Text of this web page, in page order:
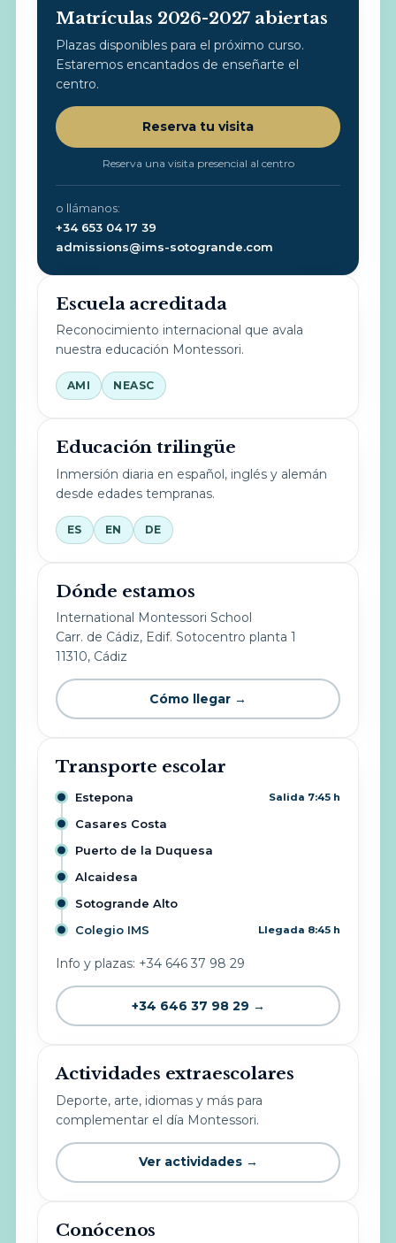
Matrículas 2026-2027 abiertas
Plazas disponibles para el próximo curso.
Estaremos encantados de enseñarte el
centro.
Reserva tu visita
Reserva una visita presencial al centro
o llámanos:
+34 653 04 17 39
admissions@ims-sotogrande.com
Escuela acreditada
Reconocimiento internacional que avala
nuestra educación Montessori.
AMI NEASC
Educación trilingüe
Inmersión diaria en español, inglés y alemán
desde edades tempranas.
ES EN DE
Dónde estamos
International Montessori School
Carr. de Cádiz, Edif. Sotocentro planta 1
11310, Cádiz
Cómo llegar →
Transporte escolar
Estepona Salida 7:45 h
Casares Costa
Puerto de la Duquesa
Alcaidesa
Sotogrande Alto
Colegio IMS
Llegada 8:45 h
Info y plazas: +34 646 37 98 29
+34 646 37 98 29 →
Actividades extraescolares
Deporte, arte, idiomas y más para
complementar el día Montessori.
Ver actividades →
Conócenos